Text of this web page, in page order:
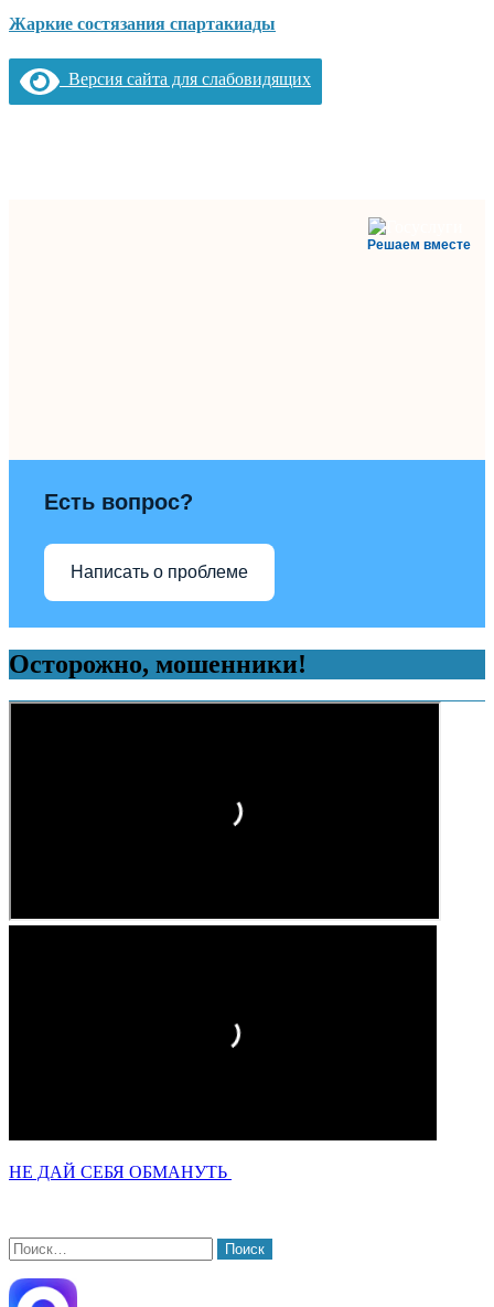
Жаркие состязания спартакиады
Версия сайта для слабовидящих
Решаем вместе
Есть вопрос?
Написать о проблеме
Осторожно, мошенники!
НЕ ДАЙ СЕБЯ ОБМАНУТЬ
Найти: